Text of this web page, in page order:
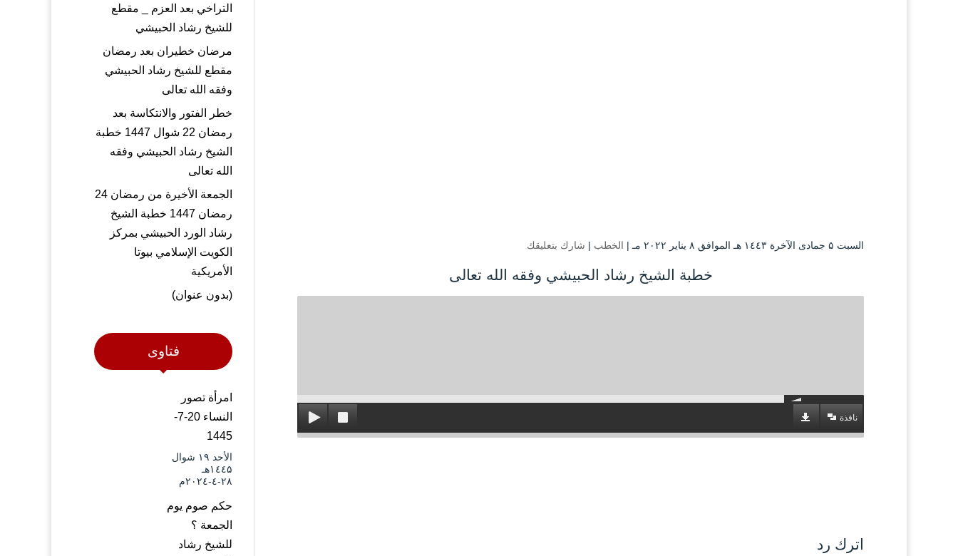
السبت ۵ جمادى الآخرة ۱٤٤۳ هـ الموافق ۸ يناير ۲۰۲۲ مـ | الخطب | شارك بتعليقك
خطبة الشيخ رشاد الحبيشي وفقه الله تعالى
نافذة
اترك رد
التراخي بعد العزم _ مقطع
للشيخ رشاد الحبيشي
مرضان خطيران بعد رمضان
مقطع للشيخ رشاد الحبيشي
وفقه الله تعالى
خطر الفتور والانتكاسة بعد
رمضان 22 شوال 1447 خطبة
الشيخ رشاد الحبيشي وفقه
الله تعالى
الجمعة الأخيرة من رمضان 24
رمضان 1447 خطبة الشيخ
رشاد الورد الحبيشي بمركز
الكويت الإسلامي بيوتا
الأمريكية
(بدون عنوان)
فتاوى
امرأة تصور
النساء 20-7-
1445
الأحد ۱۹ شوال
۱٤٤۵هـ
۲۸-٤-۲۰۲٤م
حكم صوم يوم
الجمعة ؟
للشيخ رشاد